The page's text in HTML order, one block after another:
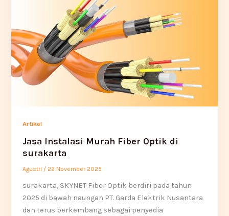
Artikel
Jasa Instalasi Murah Fiber Optik di
surakarta
Agustri / 22 November 2025
surakarta, SKYNET Fiber Optik berdiri pada tahun
2025 di bawah naungan PT. Garda Elektrik Nusantara
dan terus berkembang sebagai penyedia